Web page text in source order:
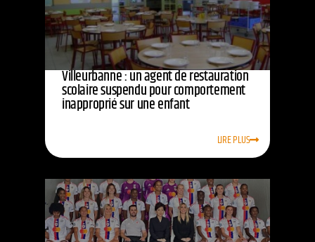
Villeurbanne : un agent de restauration
scolaire suspendu pour comportement
inapproprié sur une enfant
LIRE PLUS